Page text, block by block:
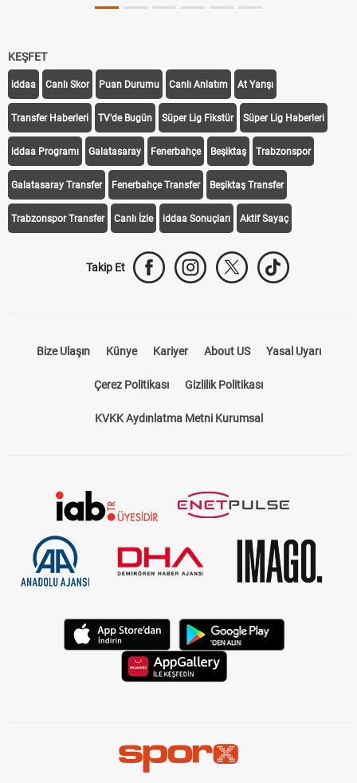
KEŞFET
iddaa Canlı Skor Puan Durumu Canlı Anlatım At Yarışı
Transfer Haberleri TV'de Bugün Süper Lig Fikstür Süper Lig Haberleri
iddaa Programı Galatasaray Fenerbahçe Beşiktaş Trabzonspor
Galatasaray Transfer Fenerbahçe Transfer Beşiktaş Transfer
Trabzonspor Transfer Canlı İzle iddaa Sonuçları Aktif Sayaç
Takip Et
Bize Ulaşın Künye Kariyer About US Yasal Uyarı
Çerez Politikası Gizlilik Politikası
KVKK Aydınlatma Metni Kurumsal